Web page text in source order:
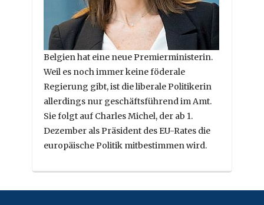
Belgien hat eine neue Premierministerin.
Weil es noch immer keine föderale
Regierung gibt, ist die liberale Politikerin
allerdings nur geschäftsführend im Amt.
Sie folgt auf Charles Michel, der ab 1.
Dezember als Präsident des EU-Rates die
europäische Politik mitbestimmen wird.